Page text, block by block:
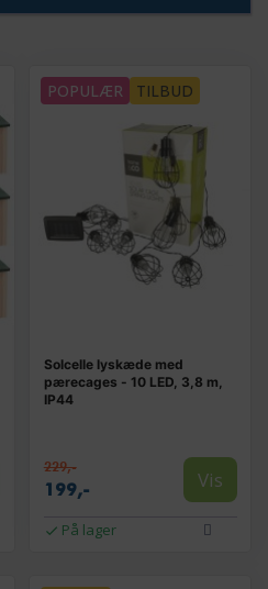
POPULÆR TILBUD
Solcelle lyskæde med
pærecages - 10 LED, 3,8 m,
IP44
229,-
199,- Vis
På lager